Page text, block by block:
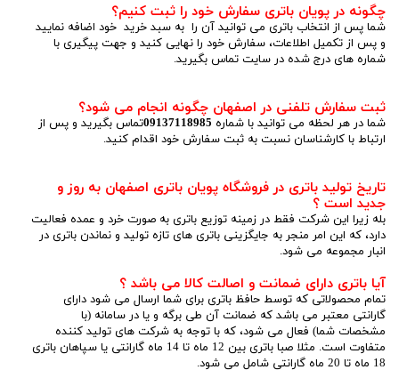
چگونه در پویان باتری سفارش خود را ثبت کنیم؟
شما پس از انتخاب باتری می توانید آن را به سبد خرید خود اضافه نمایید
و پس از تکمیل اطلاعات، سفارش خود را نهایی کنید و جهت پیگیری با
شماره های درج شده در سایت تماس بگیرید.
ثبت سفارش تلفنی در اصفهان چگونه انجام می شود؟
شما در هر لحظه می توانید با شماره 09137118985تماس بگیرید و پس از
ارتباط با کارشناسان نسبت به ثبت سفارش خود اقدام کنید.
تاریخ تولید باتری در فروشگاه پویان باتری اصفهان به روز و
جدید است ؟
بله زیرا این شرکت فقط در زمینه توزیع باتری به صورت خرد و عمده فعالیت
دارد، که این امر منجر به جایگزینی باتری های تازه تولید و نماندن باتری در
انبار مجموعه می شود.
آیا باتری دارای ضمانت و اصالت کالا می باشد ؟
تمام محصولاتی که توسط حافظ باتری برای شما ارسال می شود دارای
گارانتی معتبر می باشد که ضمانت آن طی برگه و یا در سامانه (با
مشخصات شما) فعال می شود، که با توجه به شرکت های تولید کننده
متفاوت است. مثلا صبا باتری بین 12 ماه تا 14 ماه گارانتی یا سپاهان باتری
18 ماه تا 20 ماه گارانتی شامل می شود.